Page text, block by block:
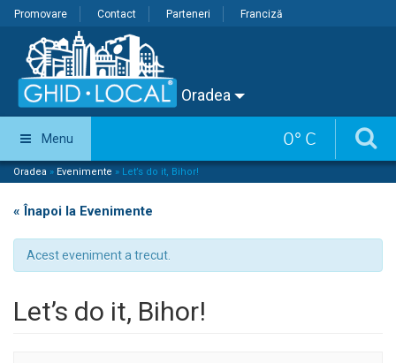
Promovare Contact Parteneri Franciză
Oradea
0° C
Menu
Oradea » Evenimente » Let’s do it, Bihor!
« Înapoi la Evenimente
Acest eveniment a trecut.
Let’s do it, Bihor!